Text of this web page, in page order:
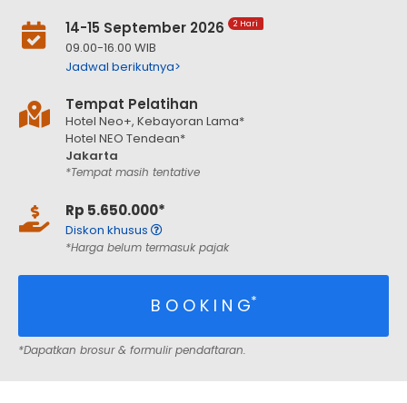
14-15 September 2026 2 Hari
09.00-16.00 WIB
Jadwal berikutnya>
Tempat Pelatihan
Hotel Neo+, Kebayoran Lama*
Hotel NEO Tendean*
Jakarta
*Tempat masih tentative
Rp 5.650.000*
Diskon khusus
*Harga belum termasuk pajak
B O O K I N G*
*Dapatkan brosur & formulir pendaftaran.